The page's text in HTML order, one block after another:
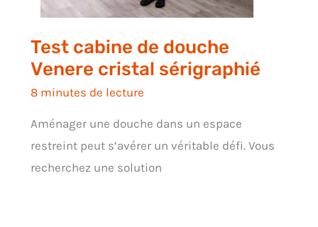
Test cabine de douche
Venere cristal sérigraphié
8 minutes de lecture
Aménager une douche dans un espace
restreint peut s’avérer un véritable défi. Vous
recherchez une solution